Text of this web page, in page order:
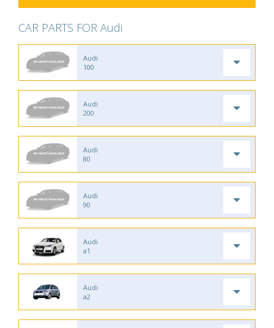
CAR PARTS FOR Audi
Audi
100
Audi
200
Audi
80
Audi
90
Audi
a1
Audi
a2